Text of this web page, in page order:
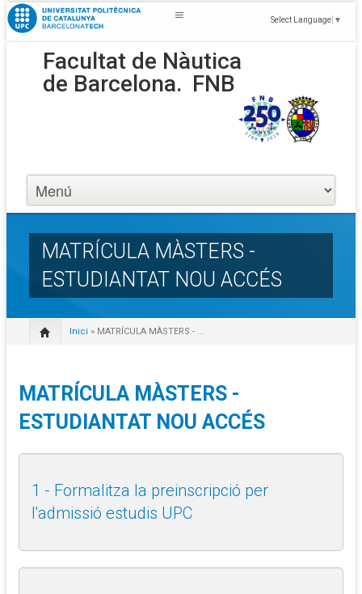
Select Language ▼
Facultat de Nàutica
de Barcelona. FNB
MATRÍCULA MÀSTERS -
ESTUDIANTAT NOU ACCÉS
Inici » MATRÍCULA MÀSTERS - ...
MATRÍCULA MÀSTERS -
ESTUDIANTAT NOU ACCÉS
1 - Formalitza la preinscripció per
l'admissió estudis UPC